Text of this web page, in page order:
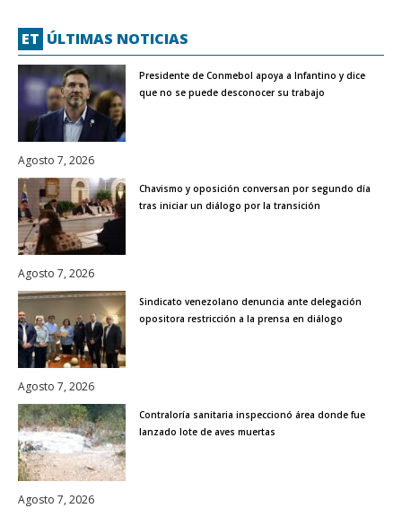
ET ÚLTIMAS NOTICIAS
Presidente de Conmebol apoya a Infantino y dice
que no se puede desconocer su trabajo
Agosto 7, 2026
Chavismo y oposición conversan por segundo día
tras iniciar un diálogo por la transición
Agosto 7, 2026
Sindicato venezolano denuncia ante delegación
opositora restricción a la prensa en diálogo
Agosto 7, 2026
Contraloría sanitaria inspeccionó área donde fue
lanzado lote de aves muertas
Agosto 7, 2026